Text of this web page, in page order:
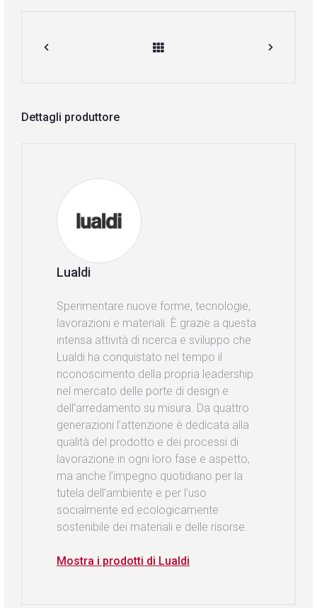
Dettagli produttore
Lualdi
Sperimentare nuove forme, tecnologie,
lavorazioni e materiali. È grazie a questa
intensa attività di ricerca e sviluppo che
Lualdi ha conquistato nel tempo il
riconoscimento della propria leadership
nel mercato delle porte di design e
dell’arredamento su misura. Da quattro
generazioni l’attenzione è dedicata alla
qualità del prodotto e dei processi di
lavorazione in ogni loro fase e aspetto,
ma anche l’impegno quotidiano per la
tutela dell’ambiente e per l’uso
socialmente ed ecologicamente
sostenibile dei materiali e delle risorse.
Mostra i prodotti di Lualdi